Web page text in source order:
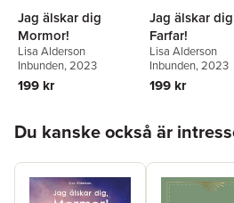
Jag älskar dig
Mormor!
Lisa Alderson
Inbunden, 2023
199 kr
Jag älskar dig
Farfar!
Lisa Alderson
Inbunden, 2023
199 kr
Du kanske också är